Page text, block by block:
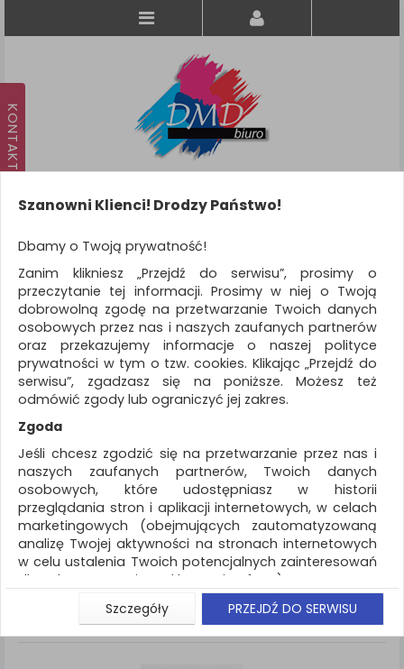
KATEGORIE
WSZYSTKIE KATEGORIE
FILTRY
Więcej
REKLAMA
AKTUALNOŚCI
Drobne akcesoria biurowe Kieszeń
ZNALEZIONYCH PRODUKTÓW: 10 Porównaj (0 )
Sortuj po Standardowe
Siatka Lista
Szanowni Klienci! Drodzy Państwo!
Dbamy o Twoją prywatność!
Zanim klikniesz „Przejdź do serwisu”, prosimy o
przeczytanie tej informacji. Prosimy w niej o Twoją
dobrowolną zgodę na przetwarzanie Twoich danych
osobowych przez nas i naszych zaufanych partnerów
oraz przekazujemy informacje o naszej polityce
prywatności w tym o tzw. cookies. Klikając „Przejdź do
serwisu”, zgadzasz się na poniższe. Możesz też
odmówić zgody lub ograniczyć jej zakres.
Zgoda
Jeśli chcesz zgodzić się na przetwarzanie przez nas i
naszych zaufanych partnerów, Twoich danych
osobowych, które udostępniasz w historii
przeglądania stron i aplikacji internetowych, w celach
marketingowych (obejmujących zautomatyzowaną
analizę Twojej aktywności na stronach internetowych
w celu ustalenia Twoich potencjalnych zainteresowań
dla dostosowania reklamy i oferty), w tym na
umieszczanie tzw. cookies na Twoich urządzeniach i
ich odczytywanie, kliknij przycisk „Przejdź do serwisu”.
Jeśli nie chcesz wyrazić zgody lub ograniczyć jej
Szczegóły PRZEJDŹ DO SERWISU